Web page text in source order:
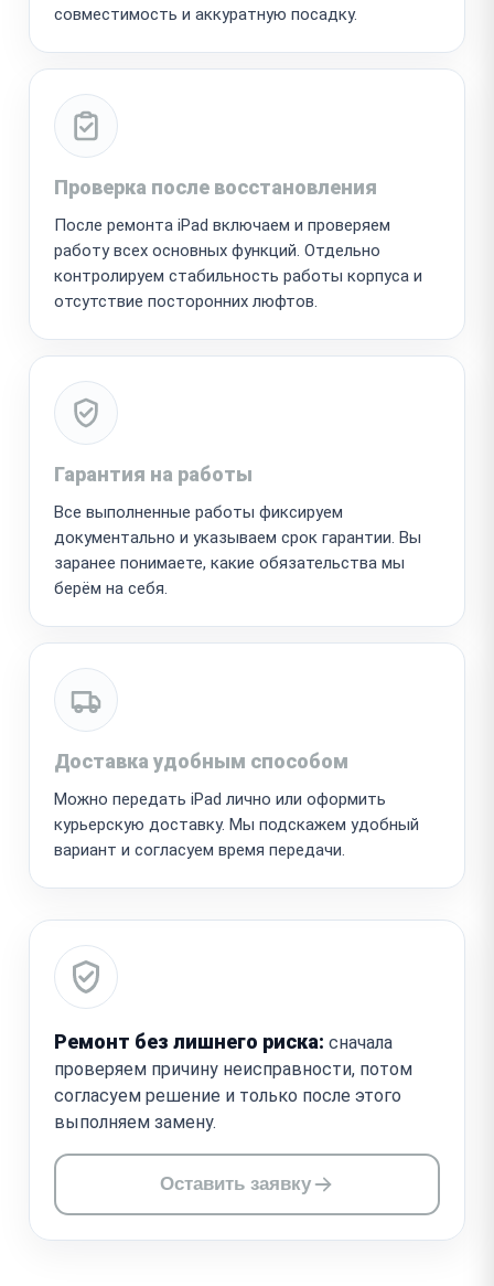
совместимость и аккуратную посадку.
Проверка после восстановления
После ремонта iPad включаем и проверяем
работу всех основных функций. Отдельно
контролируем стабильность работы корпуса и
отсутствие посторонних люфтов.
Гарантия на работы
Все выполненные работы фиксируем
документально и указываем срок гарантии. Вы
заранее понимаете, какие обязательства мы
берём на себя.
Доставка удобным способом
Можно передать iPad лично или оформить
курьерскую доставку. Мы подскажем удобный
вариант и согласуем время передачи.
Ремонт без лишнего риска: сначала
проверяем причину неисправности, потом
согласуем решение и только после этого
выполняем замену.
Оставить заявку